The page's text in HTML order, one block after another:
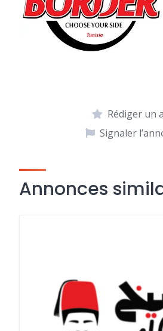
Rédiger un
Signaler
Annonces